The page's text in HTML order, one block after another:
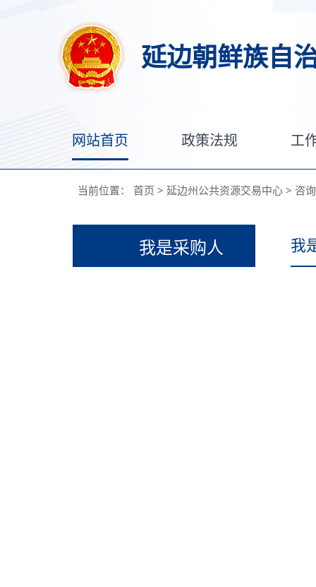
延边朝鲜族自
网站首页 政策法规 工
当前位置： 首页 > 延边州公共资源交易中心 > 咨
我是采购人 我